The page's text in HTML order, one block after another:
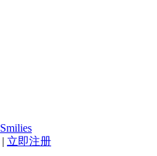
Smilies
| 立即注册